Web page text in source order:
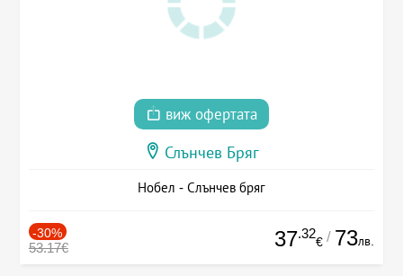
виж офертата
Слънчев Бряг
Нобел - Слънчев бряг
-30%
53.17€ 37.32
€ / 73лв.